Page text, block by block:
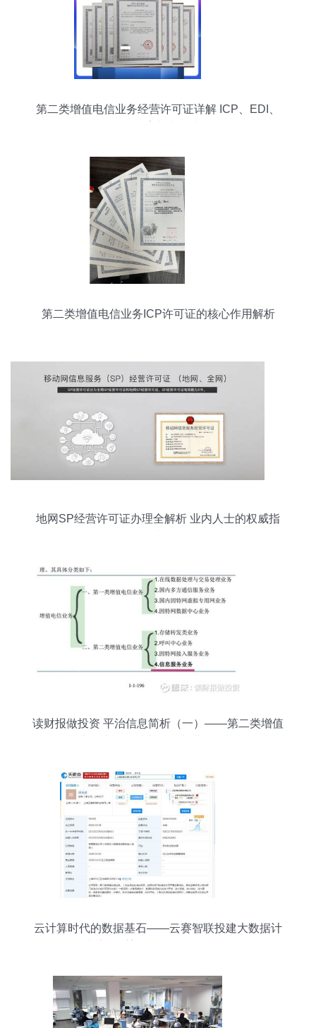
第二类增值电信业务经营许可证详解 ICP、EDI、
第二类增值电信业务ICP许可证的核心作用解析
地网SP经营许可证办理全解析 业内人士的权威指
读财报做投资 平治信息简析（一）——第二类增值
云计算时代的数据基石——云赛智联投建大数据计